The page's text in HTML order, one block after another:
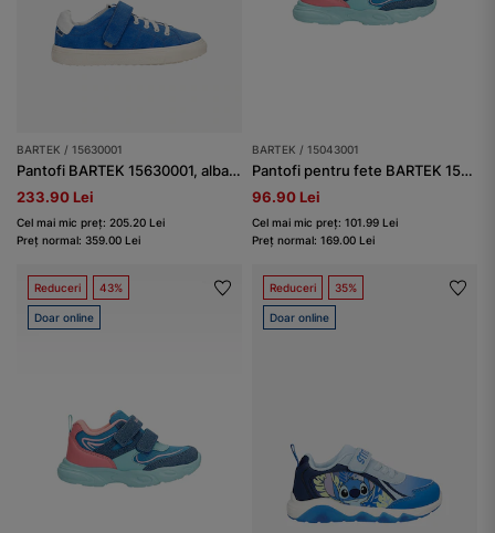
BARTEK / 15630001
Pantofi BARTEK 15630001, albastru
233.90 Lei
Cel mai mic preț: 205.20 Lei
Preț normal: 359.00 Lei
BARTEK / 15043001
Pantofi pentru fete BARTEK 15043001, roz-albastru
96.90 Lei
Cel mai mic preț: 101.99 Lei
Preț normal: 169.00 Lei
Reduceri 43%
Doar online
Reduceri 35%
Doar online